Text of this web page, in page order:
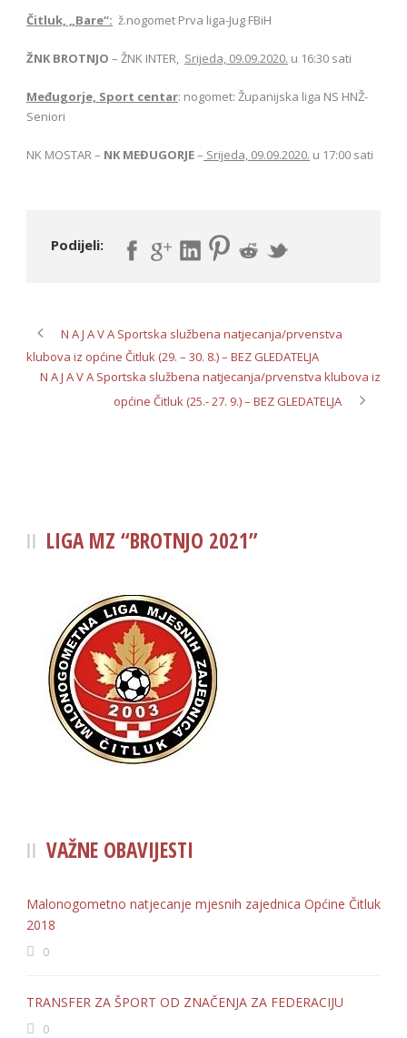
Čitluk, „Bare“: ž.nogomet Prva liga-Jug FBiH
ŽNK BROTNJO – ŽNK INTER, Srijeda, 09.09.2020. u 16:30 sati
Međugorje, Sport centar: nogomet: Županijska liga NS HNŽ-
Seniori
NK MOSTAR – NK MEĐUGORJE– Srijeda, 09.09.2020. u 17:00 sati
Podijeli:
N A J A V A Sportska službena natjecanja/prvenstva
klubova iz općine Čitluk (29. – 30. 8.) – BEZ GLEDATELJA
N A J A V A Sportska službena natjecanja/prvenstva klubova iz
općine Čitluk (25.- 27. 9.) – BEZ GLEDATELJA
LIGA MZ “BROTNJO 2021”
VAŽNE OBAVIJESTI
Malonogometno natjecanje mjesnih zajednica Općine Čitluk
2018
0
TRANSFER ZA ŠPORT OD ZNAČENJA ZA FEDERACIJU
0